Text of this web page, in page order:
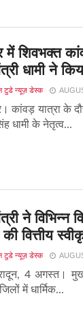
में शिवभक्त
धामी ने
टुडे न्यूज़ डेस्क
कांवड़ यात्रा के
धामी के नेतृत्व...
ने विभिन्न
वित्तीय
टुडे न्यूज़ डेस्क
4 अगस्त।
में धार्मिक...